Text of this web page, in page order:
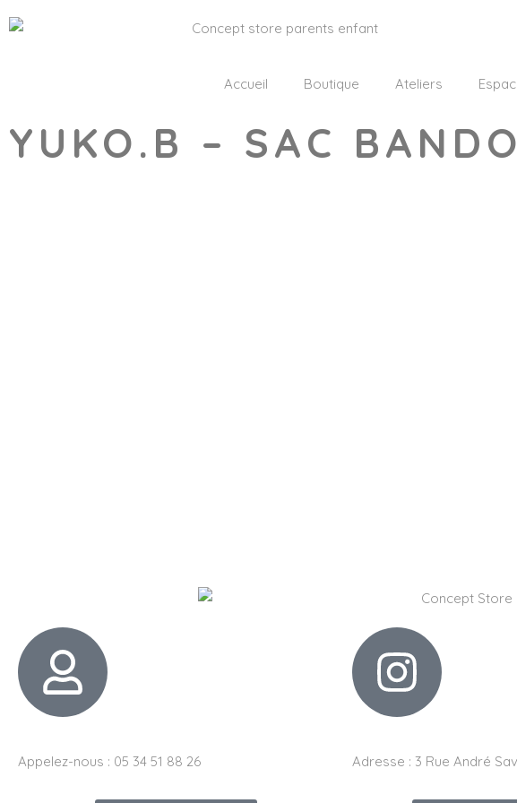
Accueil Boutique Ateliers
YUKO.B – SAC
Appelez-nous : 05 34 51 88 26 Adresse : 3 Rue André